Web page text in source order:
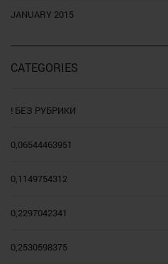
JANUARY 2015
CATEGORIES
! БЕЗ РУБРИКИ
0,06544463951
0,1149754312
0,2297042341
0,2530598375